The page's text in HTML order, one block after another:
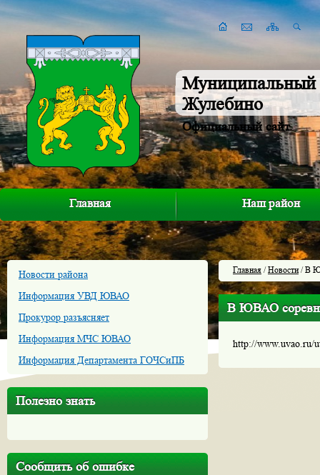
Муниципальный
Жулебино
Официальный сайт
Главная Наш район
Новости района
Информация УВД ЮВАО
Прокурор разъясняет
Информация МЧС ЮВАО
Информация Департамента ГОЧСиПБ
Полезно знать
Сообщить об ошибке
Главная /Новости/ В
В ЮВАО
http://www.uvao.ru/